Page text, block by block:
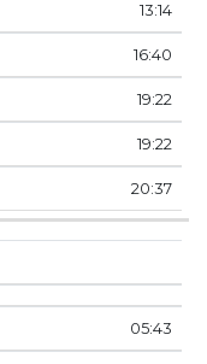
13:14
16:40
19:22
19:22
20:37
05:43